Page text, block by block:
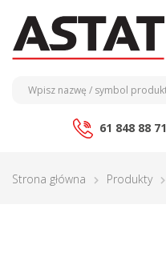
61 848 88 71
Strona główna Produkty